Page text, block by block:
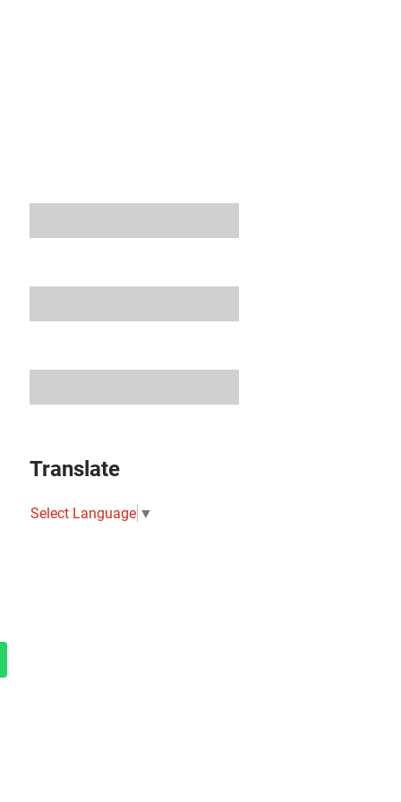
Translate
Select Language ▼